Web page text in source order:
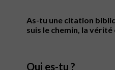
As-tu une citation
suis le chemin, la vérité
Qui es-tu ?